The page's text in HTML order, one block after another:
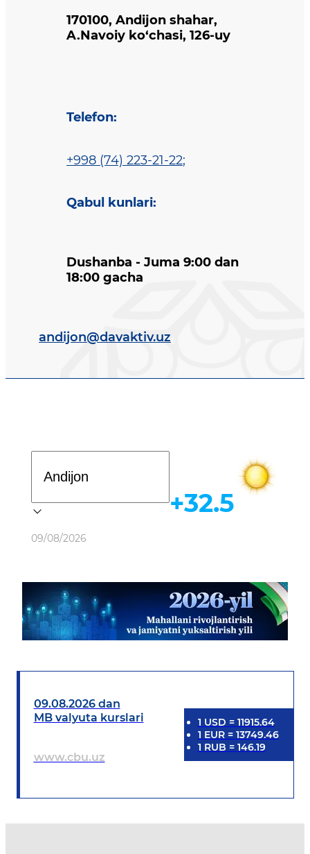
170100, Andijon shahar,
A.Navoiy ko‘chasi, 126-uy
Telefon:
+998 (74) 223-21-22;
Qabul kunlari:
Dushanba - Juma 9:00 dan
18:00 gacha
andijon@davaktiv.uz
Ob-havo
09/08/2026
+32.5
09.08.2026 dan
MB valyuta kurslari
www.cbu.uz
1 USD = 11915.64
1 EUR= 13749.46
1 RUB = 146.19